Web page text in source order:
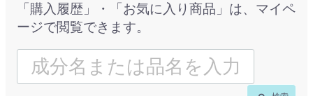
「購入履歴」・「お気に入り商品」は、マイペ
ージで閲覧できます。